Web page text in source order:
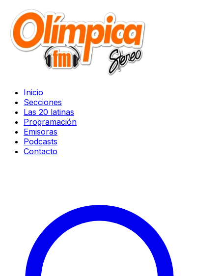
Inicio
Secciones
Las 20 latinas
Programación
Emisoras
Podcasts
Contacto